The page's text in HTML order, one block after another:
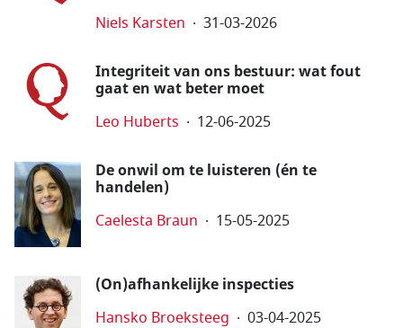
Niels Karsten 31-03-2026
Integriteit van ons bestuur: wat fout
gaat en wat beter moet
Leo Huberts 12-06-2025
De onwil om te luisteren (én te
handelen)
Caelesta Braun 15-05-2025
(On)afhankelijke inspecties
Hansko Broeksteeg 03-04-2025